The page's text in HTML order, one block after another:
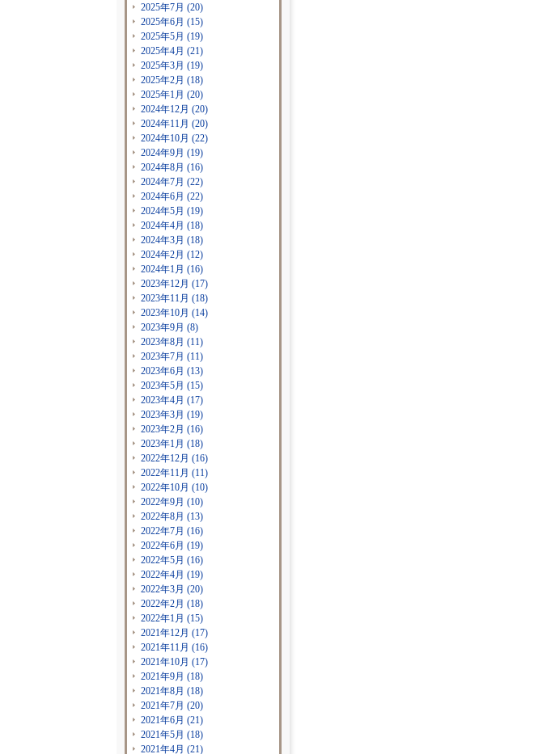
2025年7月 (20)
2025年6月 (15)
2025年5月 (19)
2025年4月 (21)
2025年3月 (19)
2025年2月 (18)
2025年1月 (20)
2024年12月 (20)
2024年11月 (20)
2024年10月 (22)
2024年9月 (19)
2024年8月 (16)
2024年7月 (22)
2024年6月 (22)
2024年5月 (19)
2024年4月 (18)
2024年3月 (18)
2024年2月 (12)
2024年1月 (16)
2023年12月 (17)
2023年11月 (18)
2023年10月 (14)
2023年9月 (8)
2023年8月 (11)
2023年7月 (11)
2023年6月 (13)
2023年5月 (15)
2023年4月 (17)
2023年3月 (19)
2023年2月 (16)
2023年1月 (18)
2022年12月 (16)
2022年11月 (11)
2022年10月 (10)
2022年9月 (10)
2022年8月 (13)
2022年7月 (16)
2022年6月 (19)
2022年5月 (16)
2022年4月 (19)
2022年3月 (20)
2022年2月 (18)
2022年1月 (15)
2021年12月 (17)
2021年11月 (16)
2021年10月 (17)
2021年9月 (18)
2021年8月 (18)
2021年7月 (20)
2021年6月 (21)
2021年5月 (18)
2021年4月 (21)